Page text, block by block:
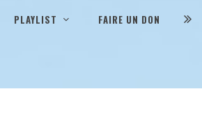
PLAYLIST FAIRE UN DON